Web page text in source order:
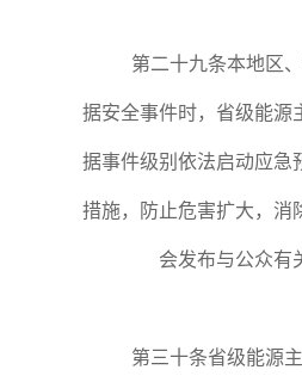
第二十九条本地区
据安全事件时，省级能源
据事件级别依法启动应急
措施，防止危害扩大，消
会发布与公众有
第三十条省级能源